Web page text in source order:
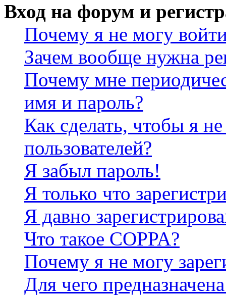
Вход на форум и
Почему я не могу
Зачем вообще нужна
Почему мне
имя и пароль?
Как сделать, чтобы я
пользователей?
Я забыл пароль!
Я только что
Я давно
Что такое COPPA?
Почему я не могу
Для чего